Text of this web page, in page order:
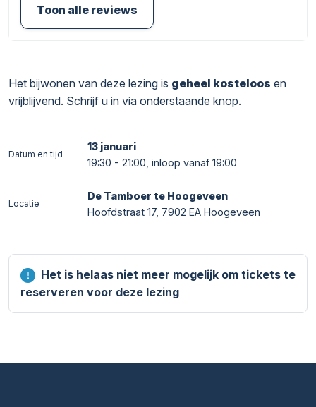
Toon alle reviews
Het bijwonen van deze lezing is geheel kosteloos en
vrijblijvend. Schrijf u in via onderstaande knop.
Datum en tijd
13 januari
19:30 - 21:00, inloop vanaf 19:00
Locatie
De Tamboer te Hoogeveen
Hoofdstraat 17, 7902 EA Hoogeveen
Het is helaas niet meer mogelijk om tickets te
reserveren voor deze lezing